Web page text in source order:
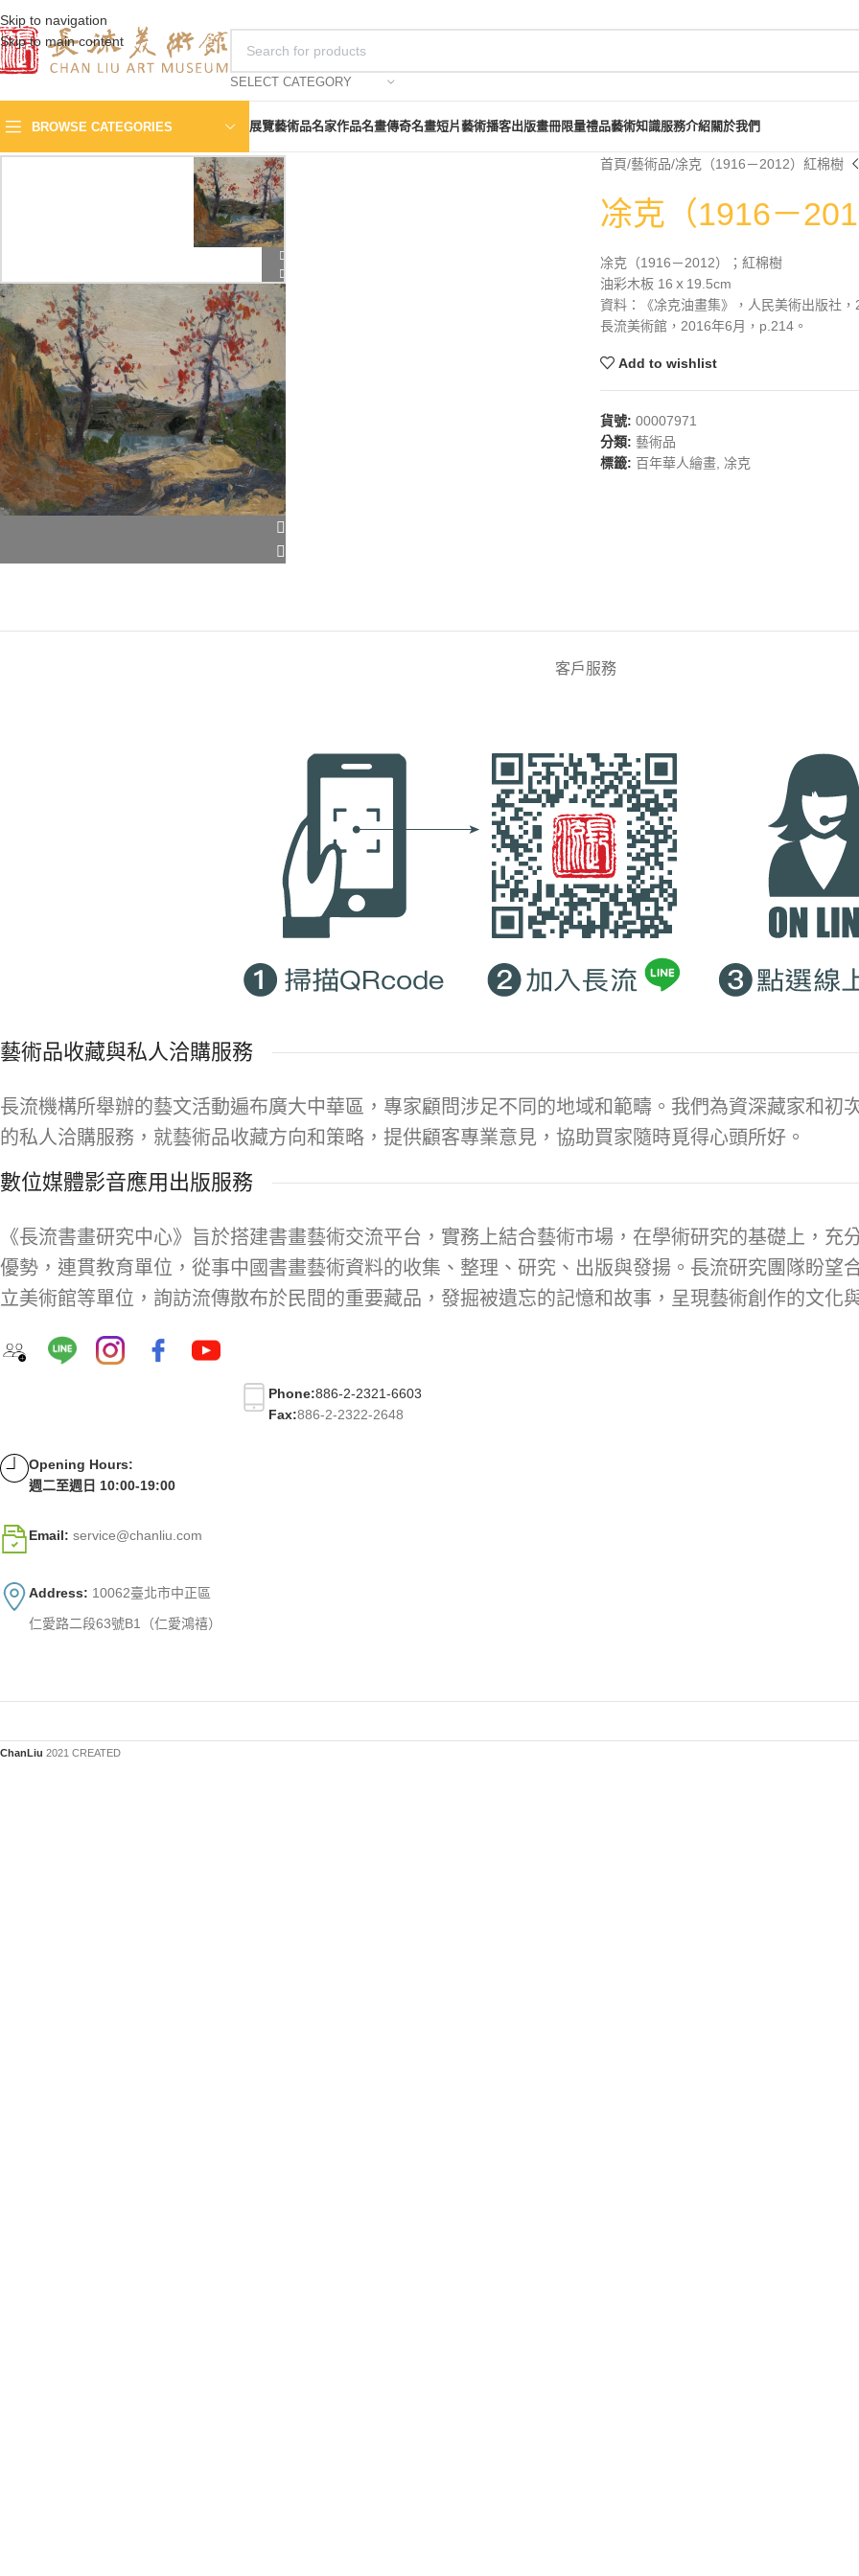
Skip to navigation
Skip to main content
SELECT CATEGORY
BROWSE CATEGORIES 展覽藝術品名家作品名畫傳奇名畫短片藝術播客出版畫冊限量禮品藝術知識服務介紹關於我們
首頁 藝術品 凃克（1916－2012）紅棉樹
凃克（1916－
凃克（1916－2012）；紅棉樹
油彩木板 16ｘ19.5cm
資料：《凃克油畫集》，人民美術出版社
長流美術館，2016年6月，p.214。
Add to wishlist
貨號: 00007971
分類: 藝術品
標籤: 百年華人繪畫, 凃克
客戶服務
藝術品收藏與私人洽購服務
長流機構所舉辦的藝文活動遍布廣大中華區，專家顧問涉足不同的地域和範疇。我們為資深藏家和初
的私人洽購服務，就藝術品收藏方向和策略，提供顧客專業意見，協助買家隨時覓得心頭所好。
數位媒體影音應用出版服務
《長流書畫研究中心》旨於搭建書畫藝術交流平台，實務上結合藝術市場，在學術研究的基礎上，充
優勢，連貫教育單位，從事中國書畫藝術資料的收集、整理、研究、出版與發揚。長流研究團隊盼望
立美術館等單位，詢訪流傳散布於民間的重要藏品，發掘被遺忘的記憶和故事，呈現藝術創作的文化
Phone:886-2-2321-6603
Fax:886-2-2322-2648
Opening Hours:
週二至週日 10:00-19:00
Email: service@chanliu.com
Address: 10062臺北市中正區
仁愛路二段63號B1（仁愛鴻禧）
ChanLiu 2021 CREATED